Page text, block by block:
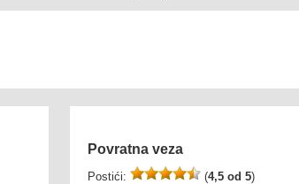
Povratna veza
Postići: (4,5 od 5)